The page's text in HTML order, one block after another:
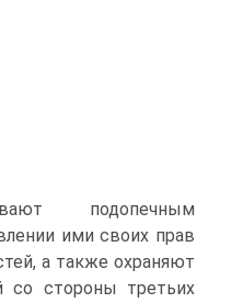
подопечным
ими своих прав
а также охраняют
со стороны третьих